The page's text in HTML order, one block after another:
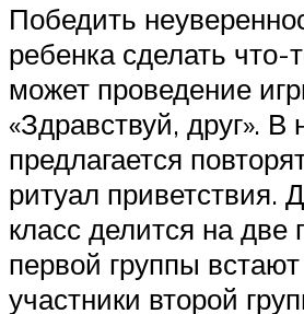
Победить
ребенка сделать что-
может проведение
«Здравствуй, друг». В
предлагается
ритуал приветствия.
класс делится на две
первой группы встают
участники второй